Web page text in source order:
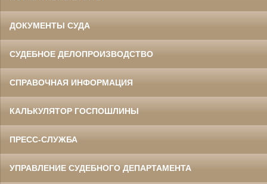
ДОКУМЕНТЫ СУДА
СУДЕБНОЕ ДЕЛОПРОИЗВОДСТВО
СПРАВОЧНАЯ ИНФОРМАЦИЯ
КАЛЬКУЛЯТОР ГОСПОШЛИНЫ
ПРЕСС-СЛУЖБА
УПРАВЛЕНИЕ СУДЕБНОГО ДЕПАРТАМЕНТА